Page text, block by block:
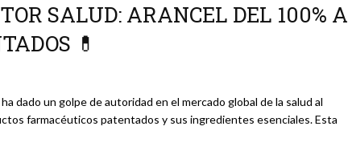
SALUD: ARANCEL DEL 100% A
💊
dado un golpe de autoridad en el mercado global de la salud al
farmacéuticos patentados y sus ingredientes esenciales. Esta